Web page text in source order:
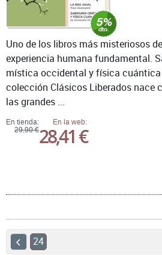
En tienda:
29,90 €
En la web:
28,41 €
Uno de los libros más misteriosos
experiencia humana fundamental.
mística occidental y física cuántica
colección Clásicos Liberados nace
las grandes ...
24